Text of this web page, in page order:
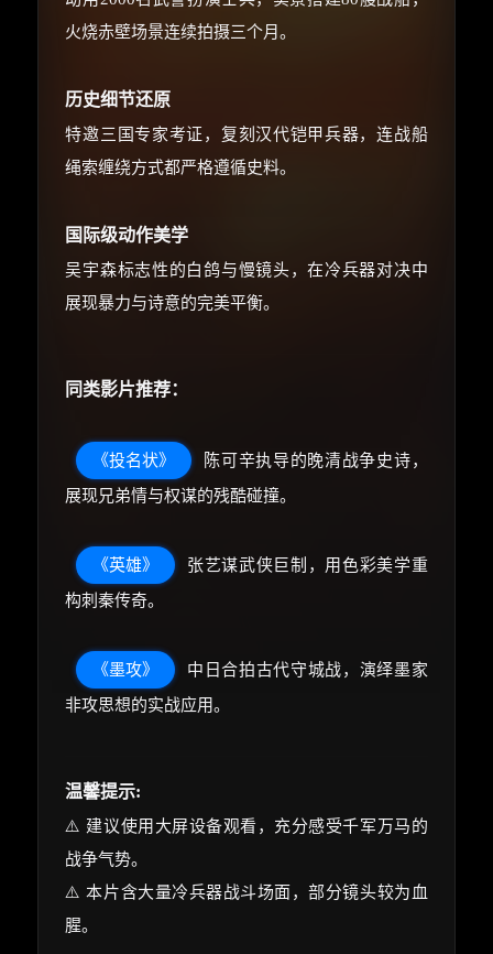
火烧赤壁场景连续拍摄三个月。
历史细节还原
特邀三国专家考证，复刻汉代铠甲兵器，连战船
绳索缠绕方式都严格遵循史料。
国际级动作美学
吴宇森标志性的白鸽与慢镜头，在冷兵器对决中
展现暴力与诗意的完美平衡。
同类影片推荐：
《投名状》
陈可辛执导的晚清战争史诗，
展现兄弟情与权谋的残酷碰撞。
《英雄》
张艺谋武侠巨制，用色彩美学重
构刺秦传奇。
《墨攻》
中日合拍古代守城战，演绎墨家
非攻思想的实战应用。
温馨提示:
⚠️ 建议使用大屏设备观看，充分感受千军万马的
战争气势。
⚠️ 本片含大量冷兵器战斗场面，部分镜头较为血
腥。